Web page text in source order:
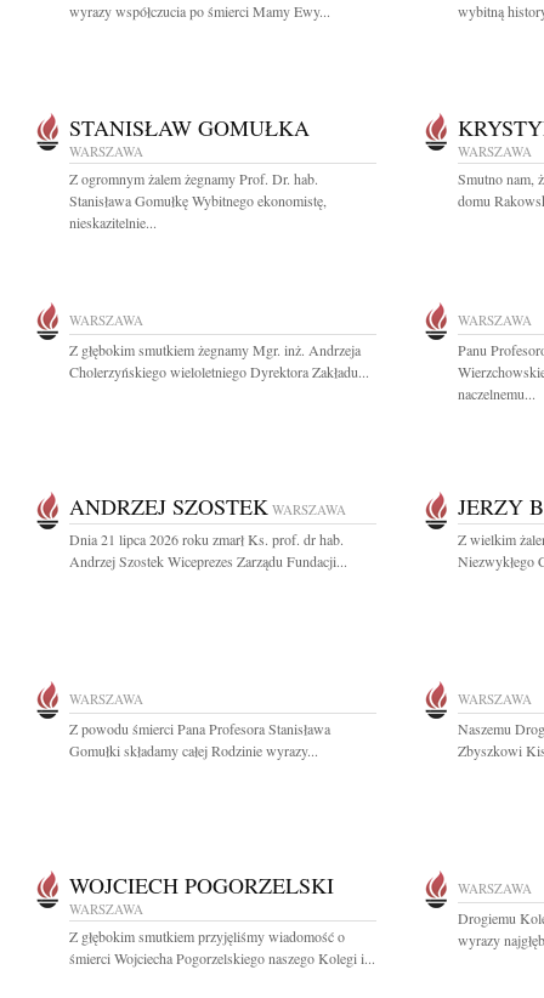
wyrazy współczucia po śmierci Mamy Ewy...
wybitną
STANISŁAW GOMUŁKA
WARSZAWA
Z ogromnym żalem żegnamy Prof. Dr. hab.
Stanisława Gomułkę Wybitnego ekonomistę,
nieskazitelnie...
WARSZAWA
Smutno nam,
domu
WARSZAWA
Z głębokim smutkiem żegnamy Mgr. inż. Andrzeja
Cholerzyńskiego wieloletniego Dyrektora Zakładu...
WARSZAWA
Panu
naczelnemu...
ANDRZEJ SZOSTEK WARSZAWA
Dnia 21 lipca 2026 roku zmarł Ks. prof. dr hab.
Andrzej Szostek Wiceprezes Zarządu Fundacji...
JERZY
Z wielkim
Niezwykłego
WARSZAWA
Z powodu śmierci Pana Profesora Stanisława
Gomułki składamy całej Rodzinie wyrazy...
WARSZAWA
Naszemu
Zbyszkowi
WOJCIECH POGORZELSKI
WARSZAWA
Z głębokim smutkiem przyjęliśmy wiadomość o
śmierci Wojciecha Pogorzelskiego naszego Kolegi i...
WARSZAWA
Drogiemu
wyrazy